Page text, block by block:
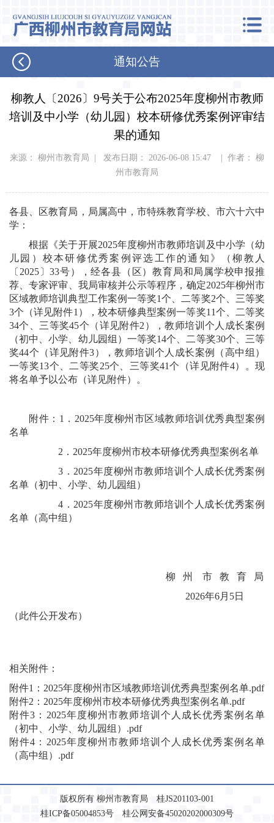
通知公告
柳教人〔2026〕9号关于公布2025年度柳州市教师
培训及中小学（幼儿园）校本研修优秀案例评审结
果的通知
来源： 柳州市教育局 | 发布日期： 2026-06-08 15:47 | 作者： 柳
州市教育局
各县、区教育局，局属高中，市特殊教育学校、市六十六中
学：
根据《关于开展2025年度柳州市教师培训及中小学（幼
儿园）校本研修优秀案例评选工作的通知》（柳教人
〔2025〕33号），经各县（区）教育局和局属学校申报推
荐、专家评审、我局审核并公示等程序，确定2025年柳州市
区域教师培训典型工作案例一等奖1个、二等奖2个、三等奖
3个（详见附件1），校本研修典型案例一等奖11个、二等奖
34个、三等奖45个（详见附件2），教师培训个人成长案例
（初中、小学、幼儿园组）一等奖14个、二等奖30个、三等
奖44个（详见附件3），教师培训个人成长案例（高中组）
一等奖13个、二等奖25个、三等奖41个（详见附件4）。现
将名单予以公布（详见附件）。
附件：1．2025年度柳州市区域教师培训优秀典型案例
名单
2．2025年度柳州市校本研修优秀典型案例名单
3．2025年度柳州市教师培训个人成长优秀案例
名单（初中、小学、幼儿园组）
4．2025年度柳州市教师培训个人成长优秀案例
名单（高中组）
柳 州 市 教 育 局
2026年6月5日
（此件公开发布）
相关附件：
附件1：2025年度柳州市区域教师培训优秀典型案例名单.pdf
附件2：2025年度柳州市校本研修优秀典型案例名单.pdf
附件3：2025年度柳州市教师培训个人成长优秀案例名单
（初中、小学、幼儿园组）.pdf
附件4：2025年度柳州市教师培训个人成长优秀案例名单
（高中组）.pdf
版权所有 柳州市教育局 桂JS201103-001
桂ICP备05004853号 桂公网安备45020202000309号